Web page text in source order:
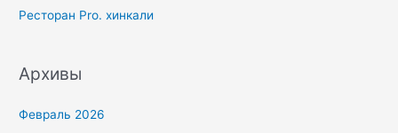
Ресторан Pro. хинкали
Архивы
Февраль 2026